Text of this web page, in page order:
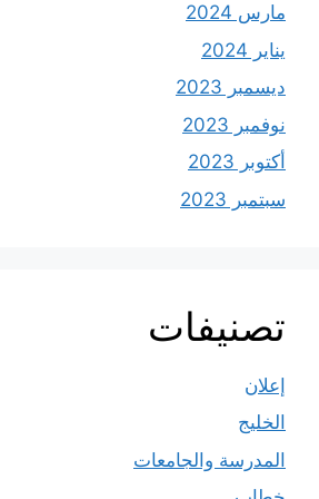
مارس 2024
يناير 2024
ديسمبر 2023
نوفمبر 2023
أكتوبر 2023
سبتمبر 2023
تصنيفات
إعلان
الخليج
المدرسة والجامعات